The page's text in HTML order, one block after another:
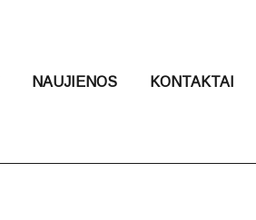
NAUJIENOS KONTAKTAI